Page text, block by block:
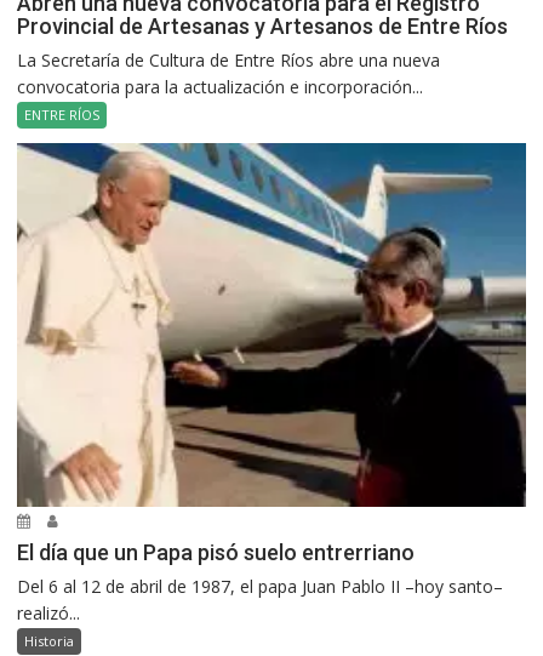
Provincial de Artesanas y Artesanos de Entre Ríos
La Secretaría de Cultura de Entre Ríos abre una nueva
convocatoria para la actualización e incorporación...
ENTRE RÍOS
El día que un Papa pisó suelo entrerriano
Del 6 al 12 de abril de 1987, el papa Juan Pablo II –hoy santo–
realizó...
Historia